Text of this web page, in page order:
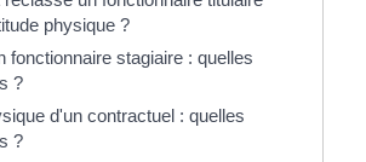
physique ?
fonctionnaire stagiaire : quelles
?
d'un contractuel : quelles
?